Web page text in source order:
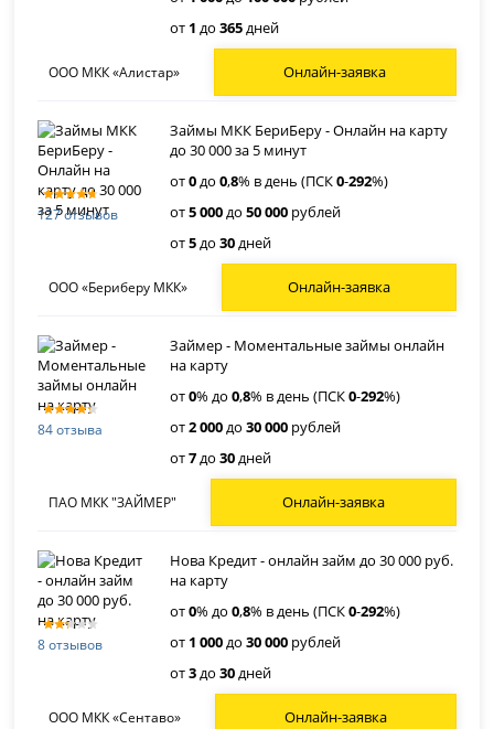
от 1 до365дней
ООО МКК «Алистар» Онлайн-заявка
127 отзывов
Займы МКК БериБеру - Онлайн на карту
до 30 000 за 5 минут
от0до0,8% в день (ПСК0-292%)
от5 000до50 000 рублей
от5до30дней
ООО «Бериберу МКК» Онлайн-заявка
84 отзыва
Займер - Моментальные займы онлайн
на карту
от0% до0,8% в день (ПСК0-292%)
от2 000до30 000 рублей
от7до30дней
ПАО МКК "ЗАЙМЕР" Онлайн-заявка
8 отзывов
Нова Кредит - онлайн займ до 30 000 руб.
на карту
от0% до0,8% в день (ПСК0-292%)
от 1 000до30 000 рублей
от3до30дней
ООО МКК «Сентаво» Онлайн-заявка